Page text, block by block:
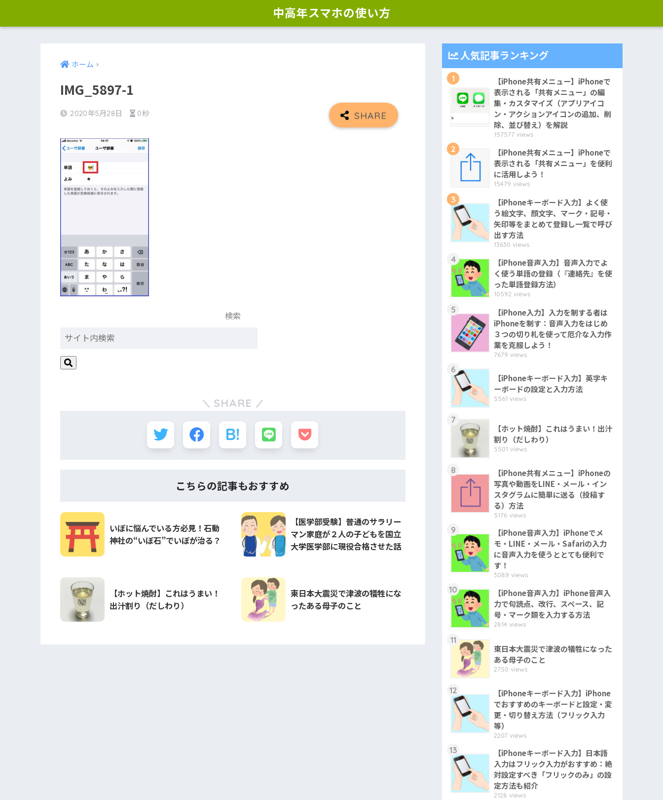
中高年スマホの使い方
ホーム
IMG_5897-1
2020年5月28日 0秒
検索
SHARE
こちらの記事もおすすめ
いぼに悩んでいる方必見！石動
神社の“いぼ石”でいぼが治る？
【医学部受験】普通のサラリー
マン家庭が２人の子どもを国立
大学医学部に現役合格させた話
【ホット焼酎】これはうまい！
出汁割り（だしわり）
東日本大震災で津波の犠牲にな
ったある母子のこと
人気記事ランキング
1
【iPhone共有メニュー】iPhoneで
表示される「共有メニュー」の編
集・カスタマイズ（アプリアイコ
ン・アクションアイコンの追加、削
除、並び替え）を解説
157577 views
2
【iPhone共有メニュー】iPhoneで
表示される「共有メニュー」を便利
に活用しよう！
15479 views
3
【iPhoneキーボード入力】よく使
う絵文字、顔文字、マーク・記号・
矢印等をまとめて登録し一覧で呼び
出す方法
13630 views
4
【iPhone音声入力】音声入力でよ
く使う単語の登録（『連絡先』を使
った単語登録方法）
10592 views
5
【iPhone入力】入力を制する者は
iPhoneを制す：音声入力をはじめ
３つの切り札を使って厄介な入力作
業を克服しよう！
7679 views
6
【iPhoneキーボード入力】英字キ
ーボードの設定と入力方法
5561 views
7
【ホット焼酎】これはうまい！出汁
割り（だしわり）
5501 views
8
【iPhone共有メニュー】iPhoneの
写真や動画をLINE・メール・イン
スタグラムに簡単に送る（投稿す
る）方法
5176 views
9
【iPhone音声入力】iPhoneでメ
モ・LINE・メール・Safariの入力
に音声入力を使うととても便利で
す！
3089 views
10
【iPhone音声入力】iPhone音声入
力で句読点、改行、スペース、記
号・マーク類を入力する方法
2814 views
11
東日本大震災で津波の犠牲になった
ある母子のこと
2750 views
12
【iPhoneキーボード入力】iPhone
でおすすめのキーボードと設定・変
更・切り替え方法（フリック入力
等）
2207 views
13
【iPhoneキーボード入力】日本語
入力はフリック入力がおすすめ：絶
対設定すべき「フリックのみ」の設
定方法も紹介
2128 views